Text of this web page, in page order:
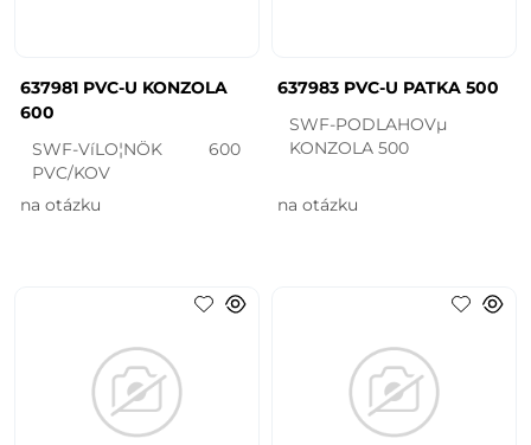
637981 PVC-U KONZOLA
600
SWF-VíLO¦NÖK 600
PVC/KOV
na otázku
637983 PVC-U PATKA 500
SWF-PODLAHOVµ
KONZOLA 500
na otázku